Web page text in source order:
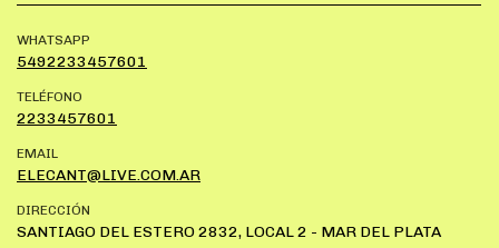
WHATSAPP
5492233457601
TELÉFONO
2233457601
EMAIL
ELECANT@LIVE.COM.AR
DIRECCIÓN
SANTIAGO DEL ESTERO 2832, LOCAL 2 - MAR DEL PLATA